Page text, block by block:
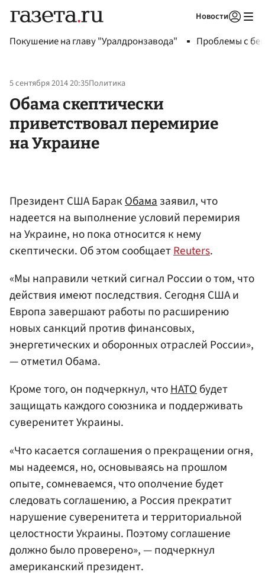
Новости
Покушение на главу "Уралдронзавода" Проблемы с
5 сентября 2014 20:35Политика
Обама скептически
приветствовал перемирие
на Украине
Президент США БаракОбамазаявил, что
надеется на выполнение условий перемирия
на Украине, но пока относится к нему
скептически. Об этом сообщаетReuters.
«Мы направили четкий сигнал России о том, что
действия имеют последствия. Сегодня США и
Европа завершают работы по расширению
новых санкций против финансовых,
энергетических и оборонных отраслей России»,
— отметил Обама.
Кроме того, он подчеркнул, чтоНАТОбудет
защищать каждого союзника и поддерживать
суверенитет Украины.
«Что касается соглашения о прекращении огня,
мы надеемся, но, основываясь на прошлом
опыте, сомневаемся, что ополчение будет
следовать соглашению, а Россия прекратит
нарушение суверенитета и территориальной
целостности Украины. Поэтому соглашение
должно было проверено», — подчеркнул
американский президент.